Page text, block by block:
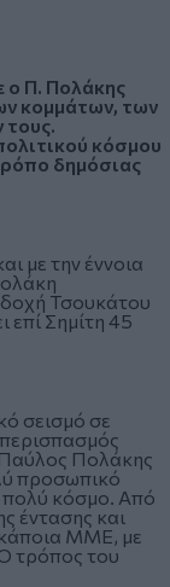
ο Π. Πολάκης
κομμάτων, των
κόσμου
δημόσιας
με την έννοια
Τσουκάτου
επί Σημίτη 45
σεισμό σε
Πολάκης
προσωπικό
πολύ κόσμο. Από
έντασης και
κάποια ΜΜΕ, με
τρόπος του